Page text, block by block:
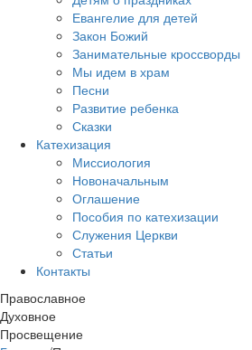
Евангелие для детей
Закон Божий
Занимательные кроссворды
Мы идем в храм
Песни
Развитие ребенка
Сказки
Катехизация
Миссиология
Новоначальным
Оглашение
Пособия по катехизации
Служения Церкви
Статьи
Контакты
Православное
Духовное
Просвещение